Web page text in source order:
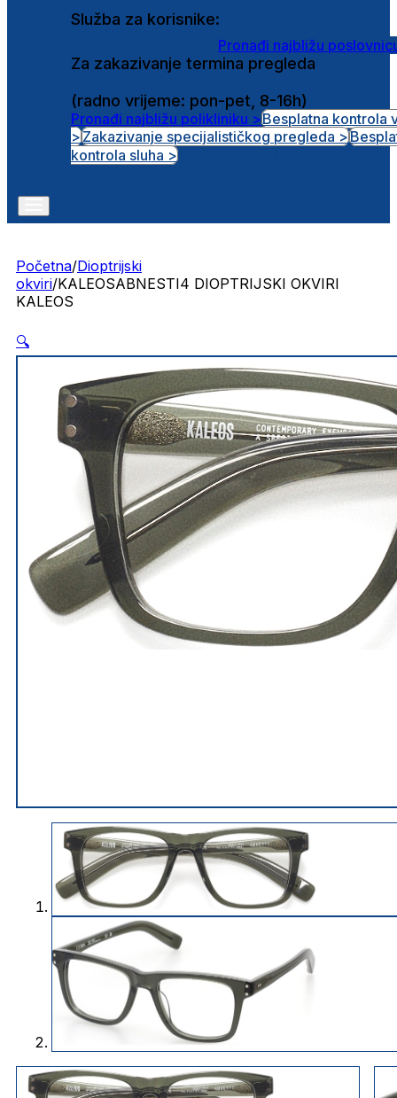
Služba za korisnike:
Pronađi najbližu
Za zakazivanje termina pregleda
(radno vrijeme: pon-pet, 8-16h)
Pronađi najbližu polikliniku >Besplatna kontrola
>Zakazivanje specijalističkog pregleda >
kontrola sluha >
Početna/Dioptrijski
okviri/KALEOSABNESTI4 DIOPTRIJSKI OKVIRI
KALEOS
🔍